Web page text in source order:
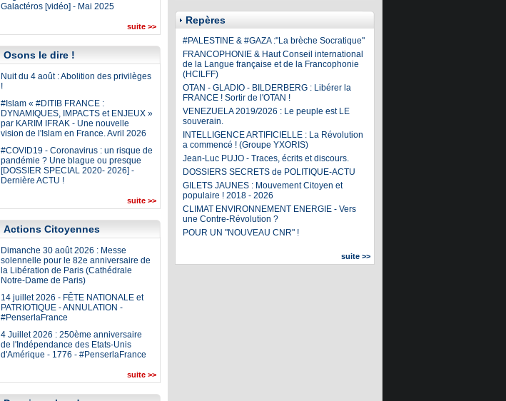
Galactéros [vidéo] - Mai 2025
suite >>
Osons le dire !
Nuit du 4 août : Abolition des privilèges
!
#Islam « #DITIB FRANCE :
DYNAMIQUES, IMPACTS et ENJEUX »
par KARIM IFRAK - Une nouvelle
vision de l'Islam en France. Avril 2026
#COVID19 - Coronavirus : un risque de
pandémie ? Une blague ou presque
[DOSSIER SPECIAL 2020- 2026] -
Dernière ACTU !
suite >>
Actions Citoyennes
Dimanche 30 août 2026 : Messe
solennelle pour le 82e anniversaire de
la Libération de Paris (Cathédrale
Notre-Dame de Paris)
14 juillet 2026 - FÊTE NATIONALE et
PATRIOTIQUE - ANNULATION -
#PenserlaFrance
4 Juillet 2026 : 250ème anniversaire
de l'Indépendance des Etats-Unis
d'Amérique - 1776 - #PenserlaFrance
suite >>
Repères
#PALESTINE & #GAZA :"La brèche Socratique"
FRANCOPHONIE & Haut Conseil international
de la Langue française et de la Francophonie
(HCILFF)
OTAN - GLADIO - BILDERBERG : Libérer la
FRANCE ! Sortir de l'OTAN !
VENEZUELA 2019/2026 : Le peuple est LE
souverain.
INTELLIGENCE ARTIFICIELLE : La Révolution
a commencé ! (Groupe YXORIS)
Jean-Luc PUJO - Traces, écrits et discours.
DOSSIERS SECRETS de POLITIQUE-ACTU
GILETS JAUNES : Mouvement Citoyen et
populaire ! 2018 - 2026
CLIMAT ENVIRONNEMENT ENERGIE - Vers
une Contre-Révolution ?
POUR UN "NOUVEAU CNR" !
suite >>